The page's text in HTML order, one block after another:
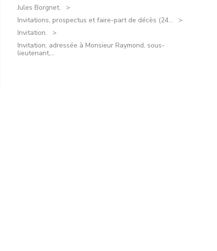
Jules Borgnet.
Invitations, prospectus et faire-part de décès (24...
Invitation.
Invitation, adressée à Monsieur Raymond, sous-
lieutenant,...